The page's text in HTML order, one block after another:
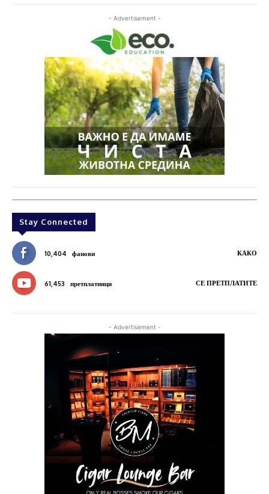
- Advertisement -
Stay Connected
10,404 фанови КАКО
61,453 претплатници СЕ ПРЕТПЛАТИТЕ
- Advertisement -